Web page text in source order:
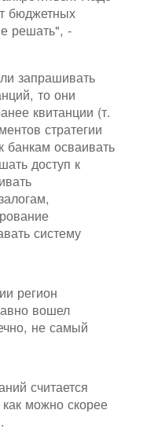
бюджетных
решать", -
запрашивать
то они
квитанции (т.
стратегии
банкам осваивать
доступ к
систему
регион
вошел
не самый
считается
можно скорее